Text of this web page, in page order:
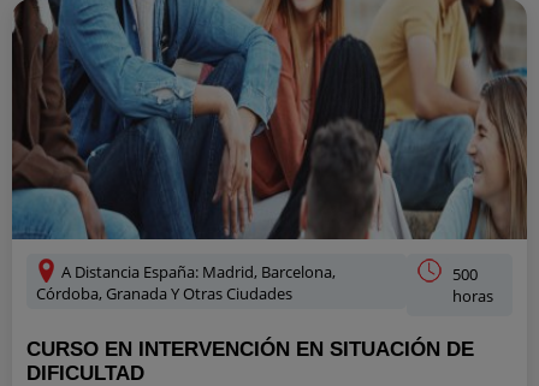
A Distancia España: Madrid, Barcelona,
Córdoba, Granada Y Otras Ciudades
500
horas
CURSO EN INTERVENCIÓN EN SITUACIÓN DE
DIFICULTAD